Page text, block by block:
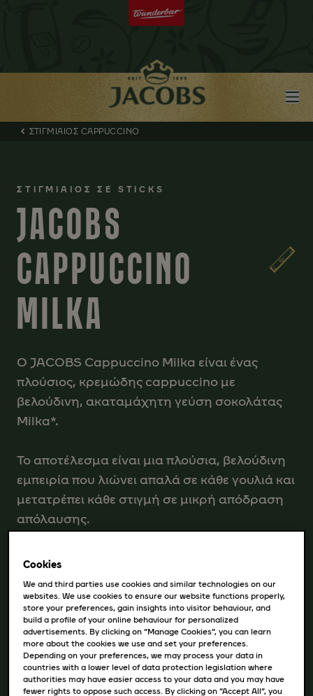
ΣΤΙΓΜΙΑΙΟΣ CAPPUCCINO
ΣΤΙΓΜΙΑΙΟΣ ΣΕ STICKS
JACOBS
CAPPUCCINO
MILKA
Ο JACOBS Cappuccino Milka είναι ένας
πλούσιος, κρεμώδης cappuccino με
βελούδινη, ακαταμάχητη γεύση σοκολάτας
Milka*.
Το αποτέλεσμα είναι μια πλούσια, βελούδινη
εμπειρία που λιώνει απαλά σε κάθε γουλιά και
μετατρέπει κάθε στιγμή σε μικρή απόδραση
απόλαυσης.
*Η Milka είναι εμπορικό σήμα του ομίλου
Mondelez International και χρησιμοποιείται
κατόπιν παραχώρησης άδειας χρήσης
ΣΥΣΚΕΥΑΣΙΑ
Cookies
We and third parties use cookies and similar technologies on our
websites. We use cookies to ensure our website functions properly,
store your preferences, gain insights into visitor behaviour, and
build a profile of your online behaviour for personalized
advertisements. By clicking on “Manage Cookies”, you can learn
more about the cookies we use and set your preferences.
Depending on your preferences, we may process your data in
countries with a lower level of data protection legislation where
authorities may have easier access to your data and you may have
fewer rights to oppose such access. By clicking on “Accept All”, you